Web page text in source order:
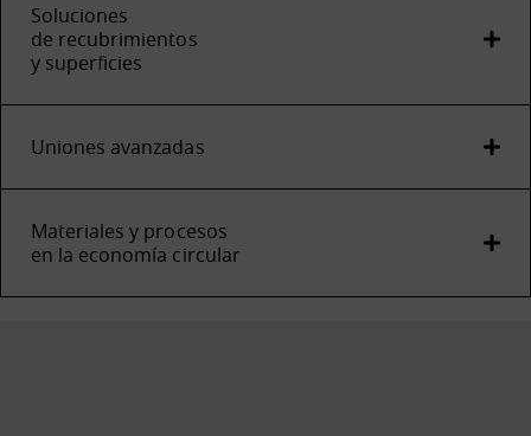
Soluciones
de recubrimientos
y superficies
Uniones avanzadas
Materiales y procesos
en la economía circular